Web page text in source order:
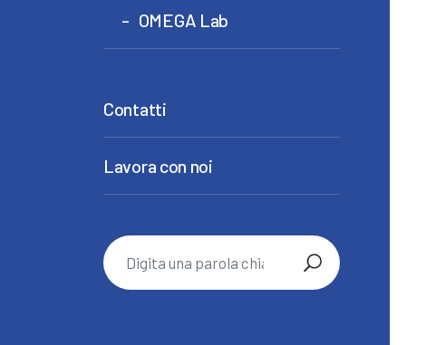
OMEGA Lab
Contatti
Lavora con noi